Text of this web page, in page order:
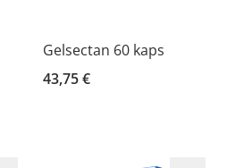
Gelsectan 60 kaps
43,75 €